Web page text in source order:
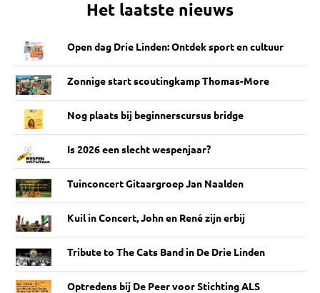
Het laatste nieuws
Open dag Drie Linden: Ontdek sport en cultuur
Zonnige start scoutingkamp Thomas-More
Nog plaats bij beginnerscursus bridge
Is 2026 een slecht wespenjaar?
Tuinconcert Gitaargroep Jan Naalden
Kuil in Concert, John en René zijn erbij
Tribute to The Cats Band in De Drie Linden
Optredens bij De Peer voor Stichting ALS